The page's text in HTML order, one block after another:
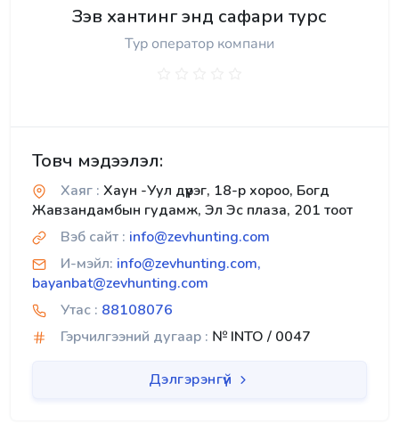
Зэв хантинг энд сафари турс
Тур оператор компани
Товч мэдээлэл:
Хаяг : Хаун -Уул дүүрэг, 18-р хороо, Богд
Жавзандамбын гудамж, Эл Эс плаза, 201 тоот
Вэб сайт : info@zevhunting.com
И-мэйл: info@zevhunting.com,
bayanbat@zevhunting.com
Утас : 88108076
Гэрчилгээний дугаар : № INTO / 0047
Дэлгэрэнгүй